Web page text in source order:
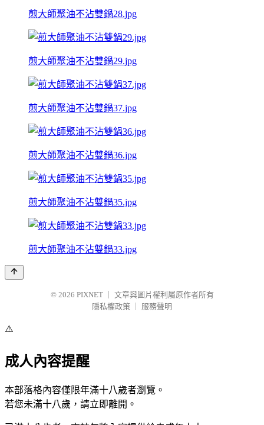
煎大師聚油不沾雙鍋28.jpg
煎大師聚油不沾雙鍋29.jpg
煎大師聚油不沾雙鍋37.jpg
煎大師聚油不沾雙鍋36.jpg
煎大師聚油不沾雙鍋35.jpg
煎大師聚油不沾雙鍋33.jpg
© 2026 PIXNET
文章與圖片權利屬原作者所有
隱私權政策
服務聲明
⚠️
成人內容提醒
本部落格內容僅限年滿十八歲者瀏覽。
若您未滿十八歲，請立即離開。